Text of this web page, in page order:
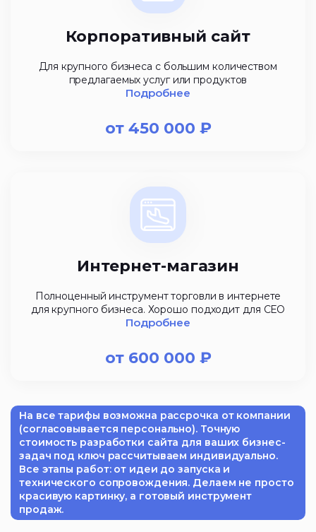
Корпоративный сайт
Для крупного бизнеса с большим количеством
предлагаемых услуг или продуктов
Подробнее
от 450 000 ₽
Интернет-магазин
Полноценный инструмент торговли в интернете
для крупного бизнеса. Хорошо подходит для СЕО
Подробнее
от 600 000 ₽
На все тарифы возможна рассрочка от компании
(согласовывается персонально). Точную
стоимость разработки сайта для ваших бизнес-
задач под ключ рассчитываем индивидуально.
Все этапы работ: от идеи до запуска и
технического сопровождения. Делаем не просто
красивую картинку, а готовый инструмент
продаж.